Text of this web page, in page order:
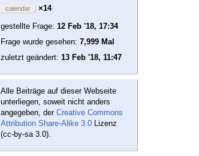
calendar
×14
gestellte Frage: 12 Feb '18, 17:34
Frage wurde gesehen: 7,999 Mal
zuletzt geändert: 13 Feb '18, 11:47
Alle Beiträge auf dieser Webseite
unterliegen, soweit nicht anders
angegeben, der Creative Commons
Attribution Share-Alike 3.0 Lizenz
(cc-by-sa 3.0).